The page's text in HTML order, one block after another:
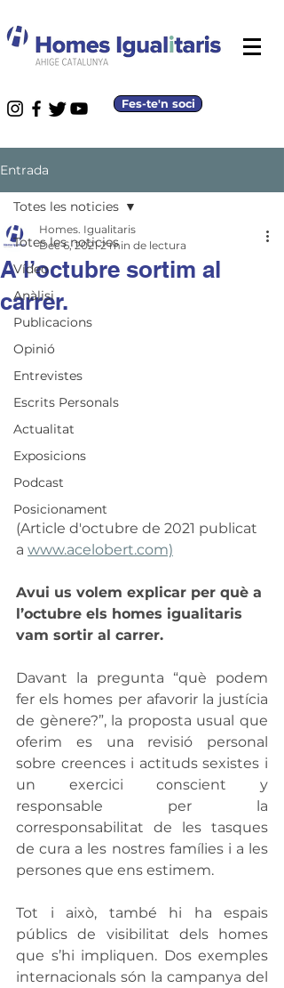
Fes-te'n soci
Entrada
Totes les noticies
Vídeo
Anàlisi
Publicacions
Opinió
Entrevistes
Escrits Personals
Actualitat
Exposicions
Podcast
Posicionament
Totes les noticies
A l’octubre sortim al
carrer.
Homes. Igualitaris
Dec 6, 2021 2 min de lectura
(Article d'octubre de 2021 publicat
a www.acelobert.com)
Avui us volem explicar per què a
l’octubre els homes igualitaris
vam sortir al carrer.
Davant la pregunta “què podem
fer els homes per afavorir la justícia
de gènere?”, la proposta usual que
oferim es una revisió personal
sobre creences i actituds sexistes i
un exercici conscient y
responsable per la
corresponsabilitat de les tasques
de cura a les nostres famílies i a les
persones que ens estimem.
Tot i això, també hi ha espais
públics de visibilitat dels homes
que s’hi impliquen. Dos exemples
internacionals són la campanya del